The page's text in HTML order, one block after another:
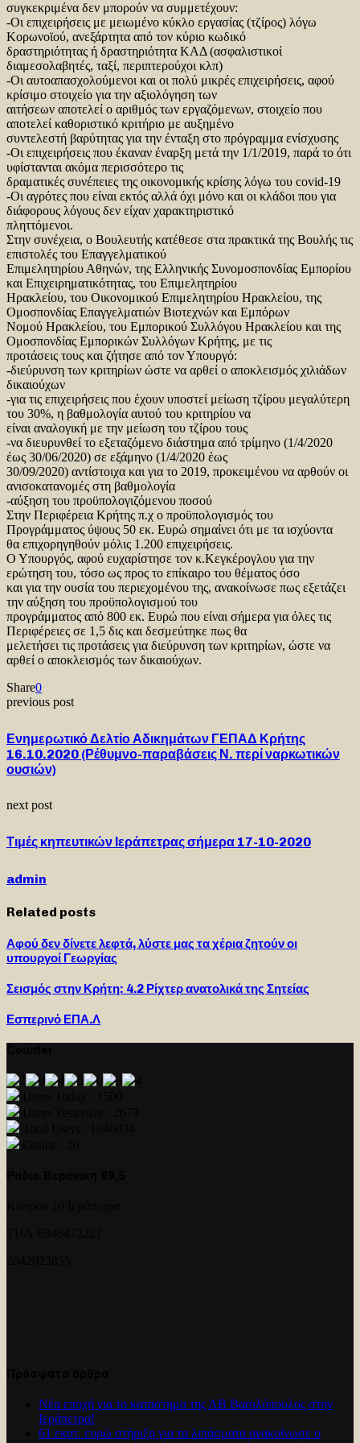
συγκεκριμένα δεν μπορούν να συμμετέχουν:
-Οι επιχειρήσεις με μειωμένο κύκλο εργασίας (τζίρος) λόγω
Κορωνοϊού, ανεξάρτητα από τον κύριο κωδικό
δραστηριότητας ή δραστηριότητα ΚΑΔ (ασφαλιστικοί
διαμεσολαβητές, ταξί, περιπτερούχοι κλπ)
-Οι αυτοαπασχολούμενοι και οι πολύ μικρές επιχειρήσεις, αφού
κρίσιμο στοιχείο για την αξιολόγηση των
αιτήσεων αποτελεί ο αριθμός των εργαζόμενων, στοιχείο που
αποτελεί καθοριστικό κριτήριο με αυξημένο
συντελεστή βαρύτητας για την ένταξη στο πρόγραμμα ενίσχυσης
-Οι επιχειρήσεις που έκαναν έναρξη μετά την 1/1/2019, παρά το ότι
υφίστανται ακόμα περισσότερο τις
δραματικές συνέπειες της οικονομικής κρίσης λόγω του covid-19
-Οι αγρότες που είναι εκτός αλλά όχι μόνο και οι κλάδοι που για
διάφορους λόγους δεν είχαν χαρακτηριστικό
πληττόμενοι.
Στην συνέχεια, ο Βουλευτής κατέθεσε στα πρακτικά της Βουλής τις
επιστολές του Επαγγελματικού
Επιμελητηρίου Αθηνών, της Ελληνικής Συνομοσπονδίας Εμπορίου
και Επιχειρηματικότητας, του Επιμελητηρίου
Ηρακλείου, του Οικονομικού Επιμελητηρίου Ηρακλείου, της
Ομοσπονδίας Επαγγελματιών Βιοτεχνών και Εμπόρων
Νομού Ηρακλείου, του Εμπορικού Συλλόγου Ηρακλείου και της
Ομοσπονδίας Εμπορικών Συλλόγων Κρήτης, με τις
προτάσεις τους και ζήτησε από τον Υπουργό:
-διεύρυνση των κριτηρίων ώστε να αρθεί ο αποκλεισμός χιλιάδων
δικαιούχων
-για τις επιχειρήσεις που έχουν υποστεί μείωση τζίρου μεγαλύτερη
του 30%, η βαθμολογία αυτού του κριτηρίου να
είναι αναλογική με την μείωση του τζίρου τους
-να διευρυνθεί το εξεταζόμενο διάστημα από τρίμηνο (1/4/2020
έως 30/06/2020) σε εξάμηνο (1/4/2020 έως
30/09/2020) αντίστοιχα και για το 2019, προκειμένου να αρθούν οι
ανισοκατανομές στη βαθμολογία
-αύξηση του προϋπολογιζόμενου ποσού
Στην Περιφέρεια Κρήτης π.χ ο προϋπολογισμός του
Προγράμματος ύψους 50 εκ. Ευρώ σημαίνει ότι με τα ισχύοντα
θα επιχορηγηθούν μόλις 1.200 επιχειρήσεις.
Ο Υπουργός, αφού ευχαρίστησε τον κ.Κεγκέρογλου για την
ερώτηση του, τόσο ως προς το επίκαιρο του θέματος όσο
και για την ουσία του περιεχομένου της, ανακοίνωσε πως εξετάζει
την αύξηση του προϋπολογισμού του
προγράμματος από 800 εκ. Ευρώ που είναι σήμερα για όλες τις
Περιφέρειες σε 1,5 δις και δεσμεύτηκε πως θα
μελετήσει τις προτάσεις για διεύρυνση των κριτηρίων, ώστε να
αρθεί ο αποκλεισμός των δικαιούχων.
Share0
previous post
Ενημερωτικό Δελτίο Αδικημάτων ΓΕΠΑΔ Κρήτης
16.10.2020 (Ρέθυμνο-παραβάσεις Ν. περί ναρκωτικών
ουσιών)
next post
Τιμές κηπευτικών Ιεράπετρας σήμερα 17-10-2020
admin
Related posts
Αφού δεν δίνετε λεφτά, λύστε μας τα χέρια ζητούν οι
υπουργοί Γεωργίας
Σεισμός στην Κρήτη: 4.2 Ρίχτερ ανατολικά της Σητείας
Εσπερινό ΕΠΑ.Λ
Νέα εποχή για το καταστημα της ΑΒ Βασιλόπουλος στην
Ιεράπετρα!
61 εκατ. ευρώ στήριξη για τα λιπάσματα ανακοίνωσε ο